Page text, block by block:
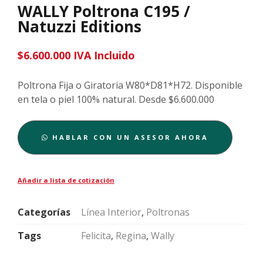
WALLY Poltrona C195 /
Natuzzi Editions
$6.600.000 IVA Incluido
Poltrona Fija o Giratoria W80*D81*H72. Disponible
en tela o piel 100% natural. Desde $6.600.000
HABLAR CON UN ASESOR AHORA
Añadir a lista de cotización
Categorías Línea Interior, Poltronas
Tags
Felicita, Regina, Wally